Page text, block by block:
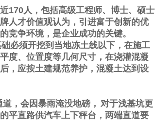
170人，包括高级工程师、博士、硕士
牌人才价值观认为，引进富于创新的优
竞争环境，是企业成功的关键。
必须开挖到当地冻土线以下，在施工
度、位置度等几何尺寸，在浇灌混凝
，应按土建规范养护，混凝土达到设
，会因暴雨淹没地磅， 对于浅基坑更
平直路供汽车上下秤台，两端直道要